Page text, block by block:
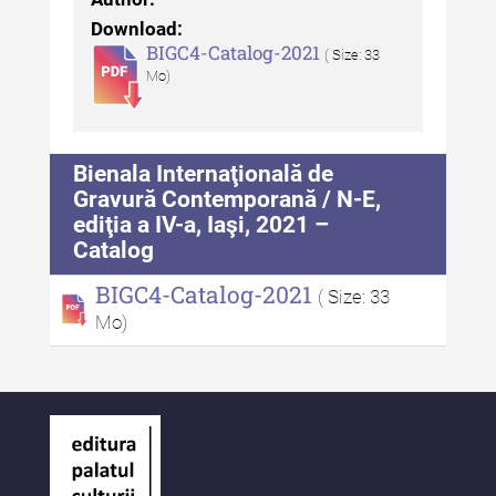
Indexul Complet
Anuarul Muzeului Etnografic al
Anuarul Muzeului Etnografic al
Moldovei - XXII / 2022
Anuarul Muzeului Etnografic al
Moldovei - XXI / 2021
Anuarul Muzeului Etnografic al
Moldovei - XX / 2020
Buletinul Muzeului Științei și
Tehnicii ”Ștefan Procopiu”
Download:
BIGC4-Catalog-2021 ( Size: 33
Mo)
Bienala Internaţională de
Gravură Contemporană / N-E,
ediţia a IV-a, Iaşi, 2021 –
Catalog
BIGC4-Catalog-2021 ( Size: 33
Mo)